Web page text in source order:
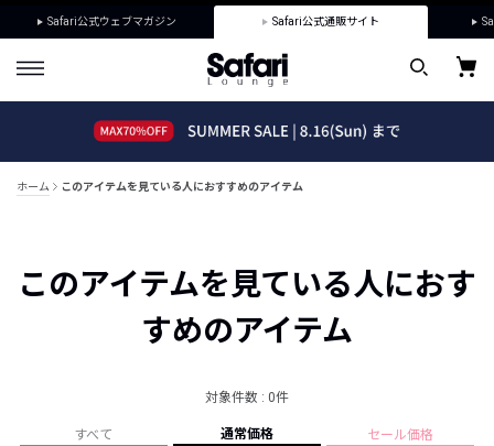
Safari公式ウェブマガジン Safari公式通販サイト
ホーム このアイテムを見ている人におすすめのアイテム
このアイテムを見ている人におす
すめのアイテム
対象件数 : 0件
すべて 通常価格 セール価格